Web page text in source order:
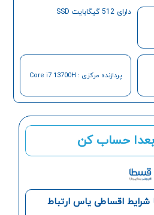
بعدا حساب کن
شرایط اقساطی یاس ارتباط
دارای 512 گیگابایت SSD
پردازنده مرکزی : Core i7 13700H